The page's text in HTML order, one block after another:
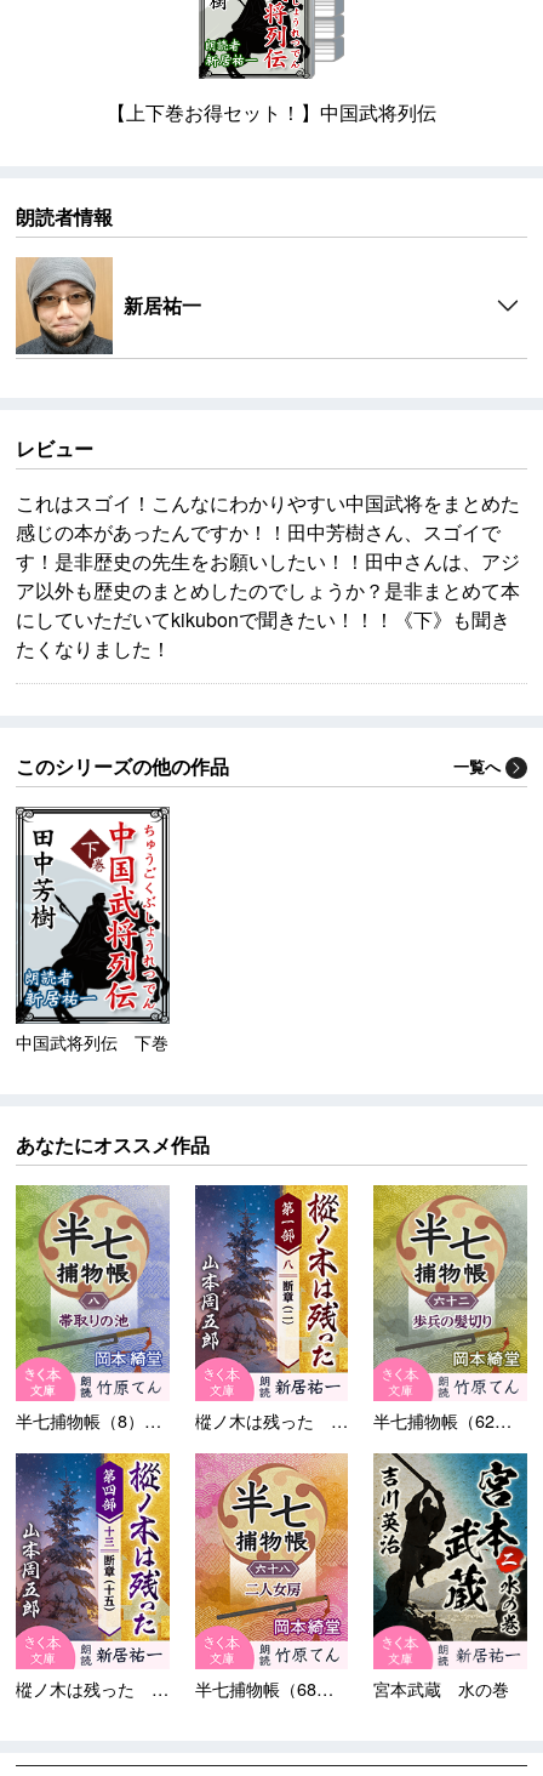
【上下巻お得セット！】中国武将列伝
朗読者情報
新居祐一
レビュー
これはスゴイ！こんなにわかりやすい中国武将をまとめた
感じの本があったんですか！！田中芳樹さん、スゴイで
す！是非歴史の先生をお願いしたい！！田中さんは、アジ
ア以外も歴史のまとめしたのでしょうか？是非まとめて本
にしていただいてkikubonで聞きたい！！！《下》も聞き
たくなりました！
このシリーズの他の作品 一覧へ
中国武将列伝 下巻
あなたにオススメ作品
半七捕物帳（8）帯取りの池 樅ノ木は残った 第一部 ＜八... 半七捕物帳（62）歩兵の髪切...
樅ノ木は残った 第四部 ＜十... 半七捕物帳（68）二人女房 宮本武蔵 水の巻